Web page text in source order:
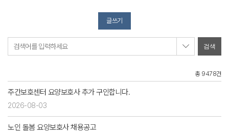
글쓰기
검색어를 입력하세요
총 9478건
주간보호센터 요양보호사 추가 구인합니다.
2026-08-03
노인 돌봄 요양보호사 채용공고